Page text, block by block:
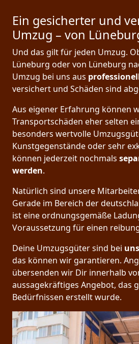
Ein gesicherter und
Umzug – von
Und das gilt für jeden Umzug.
Lüneburg oder von Lüneburg
Umzug bei uns aus
versichert und Schäden sind
Aus eigener Erfahrung können
Transportschäden eher selten
besonders wertvolle
Kunstgegenstände oder sehr
können jederzeit nochmals
werden.
Natürlich sind unsere
Gerade im Bereich der
ist eine ordnungsgemäße
Voraussetzung für einen
Deine Umzugsgüter sind bei
das können wir garantieren.
übersenden wir Dir innerhalb
aussagekräftiges Angebot, das
Bedürfnissen erstellt wurde.